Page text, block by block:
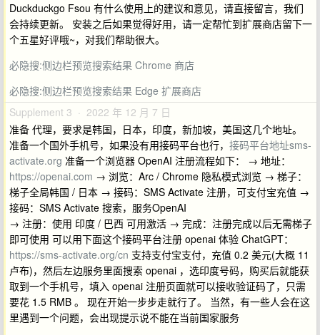
Duckduckgo Fsou 有什么使用上的建议和意见，请直接留言，我们
会持续更新。 安装之后如果觉得好用，请一定帮忙到扩展商店留下一
个五星好评哦~，对我们帮助很大。
必隐搜:侧边栏预览搜索结果 Chrome 商店
必隐搜:侧边栏预览搜索结果 Edge 扩展商店
Supplement 3 · 2022 年 12 月 7 日
准备 代理，要求是韩国，日本，印度，新加坡，美国这几个地址。
准备一个国外手机号，如果没有用接码平台也行， 接码平台地址sms-
activate.org 准备一个浏览器 OpenAI 注册流程如下： → 地址：
https://openai.com → 浏览：Arc / Chrome 隐私模式浏览 → 梯子：
梯子全局韩国 / 日本 → 接码：SMS Activate 注册，可支付宝充值 →
接码：SMS Activate 搜索，服务OpenAI
→ 注册：使用 印度 / 巴西 可用激活 → 完成：注册完成以后无需梯子
即可使用 可以用下面这个接码平台注册 openai 体验 ChatGPT：
https://sms-activate.org/cn 支持支付宝支付，充值 0.2 美元(大概 11
卢布)，然后左边服务里面搜索 openai ，选印度号码，购买后就能获
取到一个手机号，填入 openai 注册页面就可以接收验证码了，只需
要花 1.5 RMB 。 现在开始一步步走就行了。 当然，有一些人会在这
里遇到一个问题，会出现提示说不能在当前国家服务 ​